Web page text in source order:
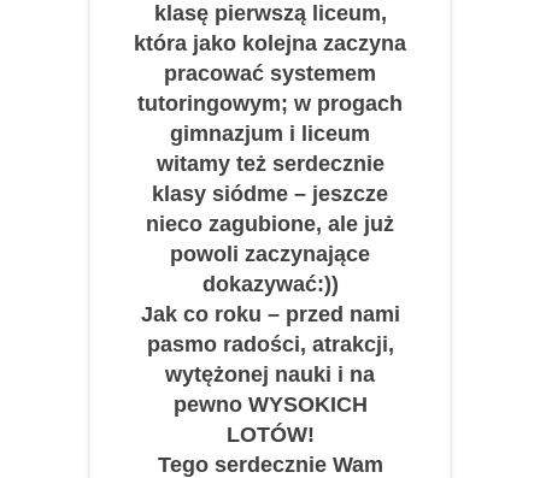
klasę pierwszą liceum,
która jako kolejna zaczyna
pracować systemem
tutoringowym; w progach
gimnazjum i liceum
witamy też serdecznie
klasy siódme – jeszcze
nieco zagubione, ale już
powoli zaczynające
dokazywać:))
Jak co roku – przed nami
pasmo radości, atrakcji,
wytężonej nauki i na
pewno WYSOKICH
LOTÓW!
Tego serdecznie Wam